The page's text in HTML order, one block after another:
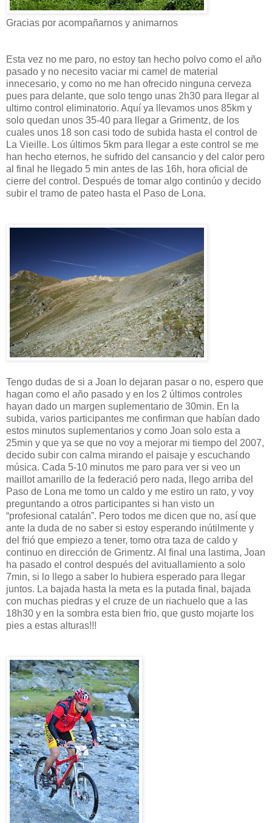
Gracias por acompañarnos y animarnos
Esta vez no me paro, no estoy tan hecho polvo como el año
pasado y no necesito vaciar mi camel de material
innecesario, y como no me han ofrecido ninguna cerveza
pues para delante, que solo tengo unas 2h30 para llegar al
ultimo control eliminatorio. Aquí ya llevamos unos 85km y
solo quedan unos 35-40 para llegar a Grimentz, de los
cuales unos 18 son casi todo de subida hasta el control de
La Vieille. Los últimos 5km para llegar a este control se me
han hecho eternos, he sufrido del cansancio y del calor pero
al final he llegado 5 min antes de las 16h, hora oficial de
cierre del control. Después de tomar algo continúo y decido
subir el tramo de pateo hasta el Paso de Lona.
Tengo dudas de si a Joan lo dejaran pasar o no, espero que
hagan como el año pasado y en los 2 últimos controles
hayan dado un margen suplementario de 30min. En la
subida, varios participantes me confirman que habían dado
estos minutos suplementarios y como Joan solo esta a
25min y que ya se que no voy a mejorar mi tiempo del 2007,
decido subir con calma mirando el paisaje y escuchando
música. Cada 5-10 minutos me paro para ver si veo un
maillot amarillo de la federació pero nada, llego arriba del
Paso de Lona me tomo un caldo y me estiro un rato, y voy
preguntando a otros participantes si han visto un
“profesional catalán”. Pero todos me dicen que no, así que
ante la duda de no saber si estoy esperando inútilmente y
del frió que empiezo a tener, tomo otra taza de caldo y
continuo en dirección de Grimentz. Al final una lastima, Joan
ha pasado el control después del avituallamiento a solo
7min, si lo llego a saber lo hubiera esperado para llegar
juntos. La bajada hasta la meta es la putada final, bajada
con muchas piedras y el cruze de un riachuelo que a las
18h30 y en la sombra esta bien frio, que gusto mojarte los
pies a estas alturas!!!